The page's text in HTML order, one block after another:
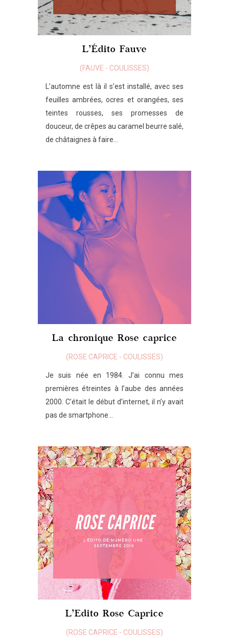
L’Édito Fauve
(FAUVE - COULISSES)
L’automne est là il s’est installé, avec ses
feuilles ambrées, ocres et orangées, ses
teintes rousses, ses promesses de
douceur, de crêpes au caramel beurre salé,
de châtaignes à faire...
La chronique Rose caprice
(ROSE CAPRICE - COULISSES)
Je suis née en 1984. J’ai connu mes
premières étreintes à l’aube des années
2000. C’était le début d’internet, il n’y avait
pas de smartphone...
L’Edito Rose Caprice
(ROSE CAPRICE - COULISSES)